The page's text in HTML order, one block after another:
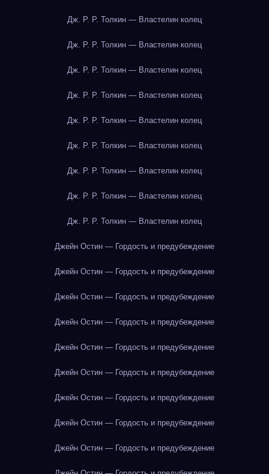
Дж. Р. Р. Толкин — Властелин колец
Дж. Р. Р. Толкин — Властелин колец
Дж. Р. Р. Толкин — Властелин колец
Дж. Р. Р. Толкин — Властелин колец
Дж. Р. Р. Толкин — Властелин колец
Дж. Р. Р. Толкин — Властелин колец
Дж. Р. Р. Толкин — Властелин колец
Дж. Р. Р. Толкин — Властелин колец
Дж. Р. Р. Толкин — Властелин колец
Джейн Остин — Гордость и предубеждение
Джейн Остин — Гордость и предубеждение
Джейн Остин — Гордость и предубеждение
Джейн Остин — Гордость и предубеждение
Джейн Остин — Гордость и предубеждение
Джейн Остин — Гордость и предубеждение
Джейн Остин — Гордость и предубеждение
Джейн Остин — Гордость и предубеждение
Джейн Остин — Гордость и предубеждение